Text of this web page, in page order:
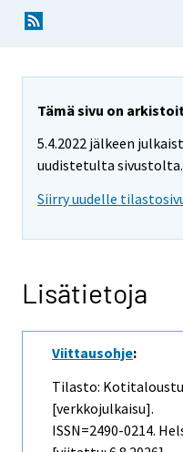
Tämä sivu on
5.4.2022 jälkeen
uudistetulta sivustolta.
Siirry uudelle
Lisätietoja
Viittausohje:
Tilasto:
[verkkojulkaisu].
ISSN=2490-0214.